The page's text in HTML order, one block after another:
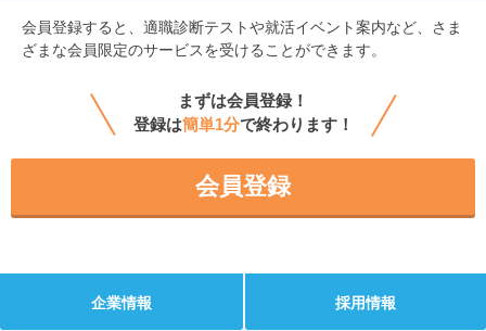
会員登録すると、 適職診断テストや就活イベント案内など、さま
ざまな会員限定のサービスを受けることができます。
まずは会員登録！
登録は簡単1分で終わります！
会員登録
企業情報 採用情報